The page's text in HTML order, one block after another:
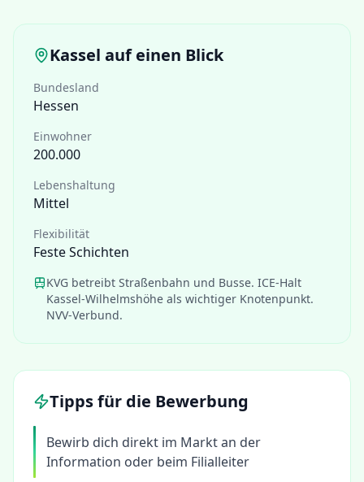
Kassel auf einen Blick
Bundesland
Hessen
Einwohner
200.000
Lebenshaltung
Mittel
Flexibilität
Feste Schichten
KVG betreibt Straßenbahn und Busse. ICE-Halt
Kassel-Wilhelmshöhe als wichtiger Knotenpunkt.
NVV-Verbund.
Tipps für die Bewerbung
Bewirb dich direkt im Markt an der
Information oder beim Filialleiter